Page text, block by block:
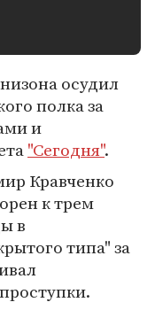
осудил
полка за
и
"Сегодня".
Кравченко
к трем
в
типа" за